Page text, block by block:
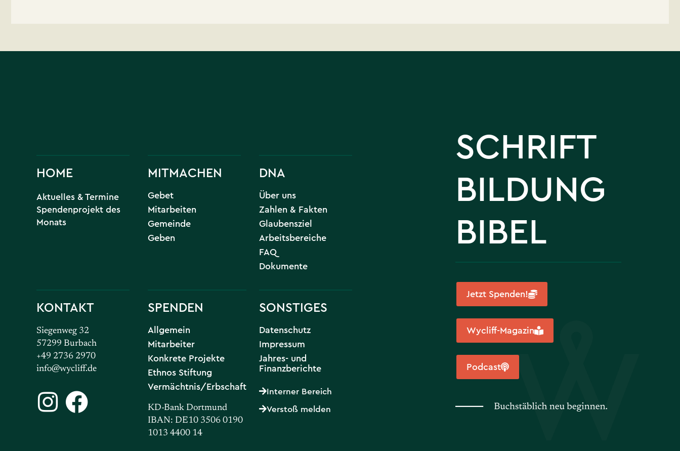
HOME
Aktuelles & Termine
Spendenprojekt des
Monats
MITMACHEN
Gebet
Mitarbeiten
Gemeinde
Geben
DNA
Über uns
Zahlen & Fakten
Glaubensziel
Arbeitsbereiche
FAQ
Dokumente
KONTAKT
Siegenweg 32
57299 Burbach
+49 2736 2970
info@wycliff.de
SPENDEN
Allgemein
Mitarbeiter
Konkrete Projekte
Ethnos Stiftung
Vermächtnis/Erbschaft
KD-Bank Dortmund
IBAN: DE10 3506 0190
1013 4400 14
SONSTIGES
Datenschutz
Impressum
Jahres- und
Finanzberichte
Interner Bereich
Verstoß melden
SCHRIFT
BILDUNG
BIBEL
Jetzt Spenden!
Wycliff-Magazin
Podcast